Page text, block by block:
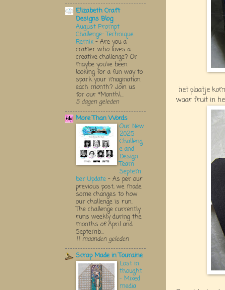
het plaatje
waar fruit in
Elizabeth Craft
Designs Blog
August Prompt
Challenge- Technique
Remix - Are you a
crafter who loves a
creative challenge? Or
maybe you’ve been
looking for a fun way to
spark your imagination
each month? Join us
for our *Monthl...
5 dagen geleden
More Than Words
Our New
2025
Challeng
e and
Design
Team
Septem
ber Update - As per our
previous post, we made
some changes to how
our challenge is run.
The challenge currently
runs weekly during the
months of April and
Septemb...
11 maanden geleden
Scrap Made in Touraine
Lost in
thought
- Mixed
media